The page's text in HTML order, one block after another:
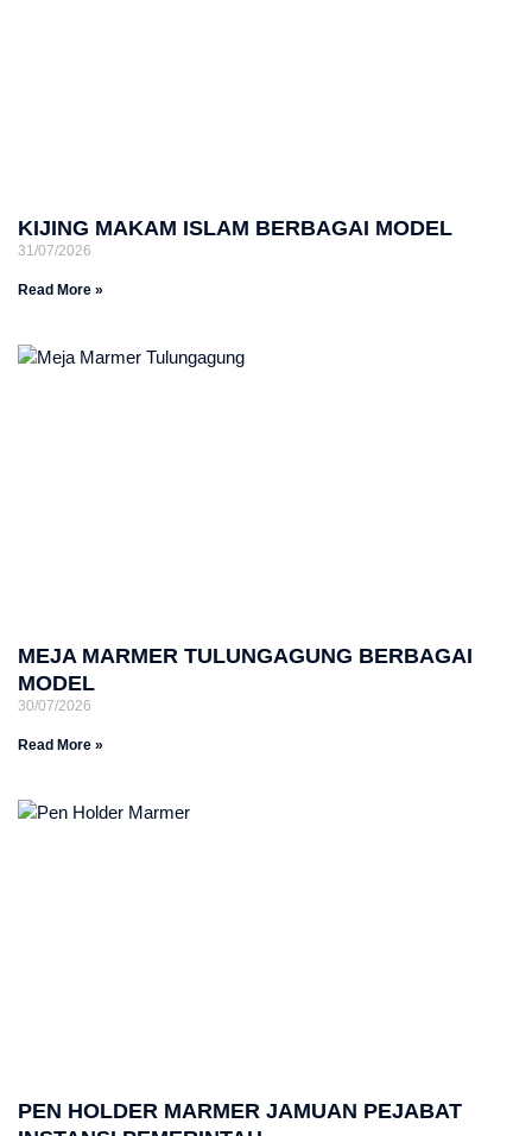
KIJING MAKAM ISLAM BERBAGAI MODEL
31/07/2026
Read More »
MEJA MARMER TULUNGAGUNG BERBAGAI
MODEL
30/07/2026
Read More »
PEN HOLDER MARMER JAMUAN PEJABAT